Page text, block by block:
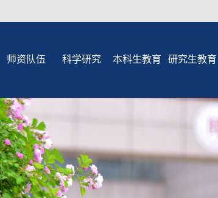
师资队伍 科学研究 本科生教育 研究生教育